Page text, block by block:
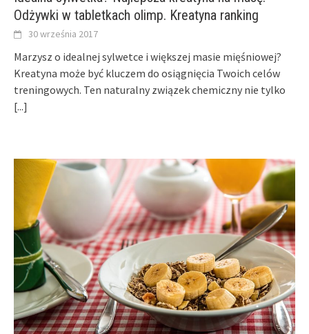
Odżywki w tabletkach olimp. Kreatyna ranking
30 września 2017
Marzysz o idealnej sylwetce i większej masie mięśniowej?
Kreatyna może być kluczem do osiągnięcia Twoich celów
treningowych. Ten naturalny związek chemiczny nie tylko
[...]